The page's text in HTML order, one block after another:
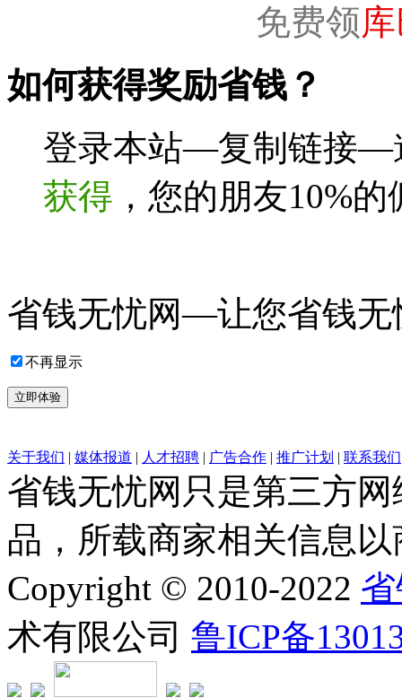
免费领
如何获得奖励省钱？
登录本站—复制链接—
获得 ，您的朋友10%
省钱无忧网—让您省钱无
不再显示
立即体验
关于我们 | 媒体报道 | 人才招聘 | 广告合作 | 推广计划 | 联系我们
省钱无忧网只是第三方
品，所载商家相关信息
Copyright © 2010-2022
术有限公司 鲁ICP备